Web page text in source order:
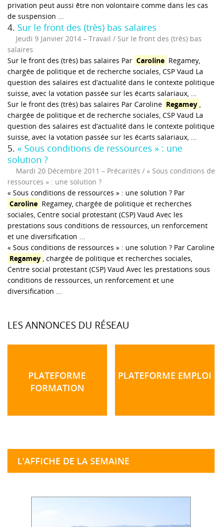
privation peut aussi être non volontaire comme dans les cas
de suspension ...
4. Sur le front des (très) bas salaires
Jeudi 9 Janvier 2014
Travail / Sur le front des (très) bas
salaires
Sur le front des (très) bas salaires Par Caroline Regamey,
chargée de politique et de recherche sociales, CSP Vaud La
question des salaires est d’actualité dans le contexte politique
suisse, avec la votation passée sur les écarts salariaux, ...
Sur le front des (très) bas salaires Par Caroline Regamey ,
chargée de politique et de recherche sociales, CSP Vaud La
question des salaires est d’actualité dans le contexte politique
suisse, avec la votation passée sur les écarts salariaux, ...
5. « Sous conditions de ressources » : une
solution ?
Mardi 20 Décembre 2011
Précarités / « Sous conditions de
ressources » : une solution ?
« Sous conditions de ressources » : une solution ? Par
Caroline Regamey, chargée de politique et recherches
sociales, Centre social protestant (CSP) Vaud Avec les
prestations sous conditions de ressources, un renforcement
et une diversification ...
« Sous conditions de ressources » : une solution ? Par Caroline
Regamey , chargée de politique et recherches sociales,
Centre social protestant (CSP) Vaud Avec les prestations sous
conditions de ressources, un renforcement et une
diversification ...
LES ANNONCES DU RÉSEAU
PLATEFORME
FORMATION
PLATEFORME EMPLOI
L'AFFICHE DE LA SEMAINE